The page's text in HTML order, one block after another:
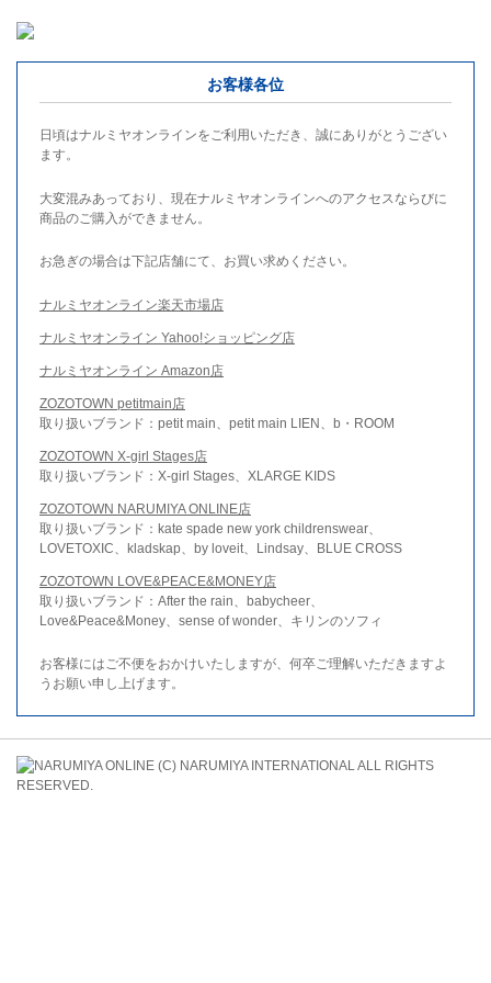
お客様各位
日頃はナルミヤオンラインをご利用いただき、誠にありがとうござい
ます。
大変混みあっており、現在ナルミヤオンラインへのアクセスならびに
商品のご購入ができません。
お急ぎの場合は下記店舗にて、お買い求めください。
ナルミヤオンライン楽天市場店
ナルミヤオンライン Yahoo!ショッピング店
ナルミヤオンライン Amazon店
ZOZOTOWN petitmain店
取り扱いブランド：petit main、petit main LIEN、b・ROOM
ZOZOTOWN X-girl Stages店
取り扱いブランド：X-girl Stages、XLARGE KIDS
ZOZOTOWN NARUMIYA ONLINE店
取り扱いブランド：kate spade new york childrenswear、
LOVETOXIC、kladskap、by loveit、Lindsay、BLUE CROSS
ZOZOTOWN LOVE&PEACE&MONEY店
取り扱いブランド：After the rain、babycheer、
Love&Peace&Money、sense of wonder、キリンのソフィ
お客様にはご不便をおかけいたしますが、何卒ご理解いただきますよ
うお願い申し上げます。